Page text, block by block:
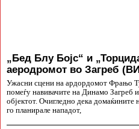
„Бед Блу Бојс“ и
аеродромот во Загреб
Ужасни сцени на ардордомот Фрањо
помеѓу навивачите на Динамо Загреб
објектот. Очигледно дека
го планирале нападот,